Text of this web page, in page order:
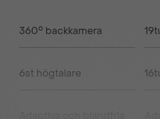
360° backkamera
6st högtalare